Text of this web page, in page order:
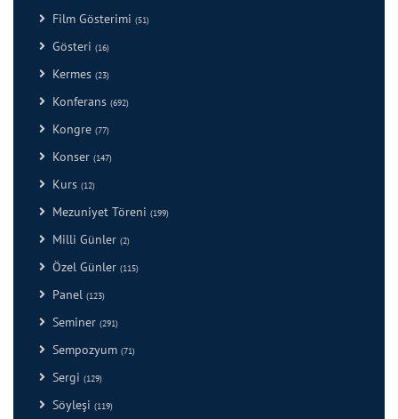
Film Gösterimi (51)
Gösteri (16)
Kermes (23)
Konferans (692)
Kongre (77)
Konser (147)
Kurs (12)
Mezuniyet Töreni (199)
Milli Günler (2)
Özel Günler (115)
Panel (123)
Seminer (291)
Sempozyum (71)
Sergi (129)
Söyleşi (119)